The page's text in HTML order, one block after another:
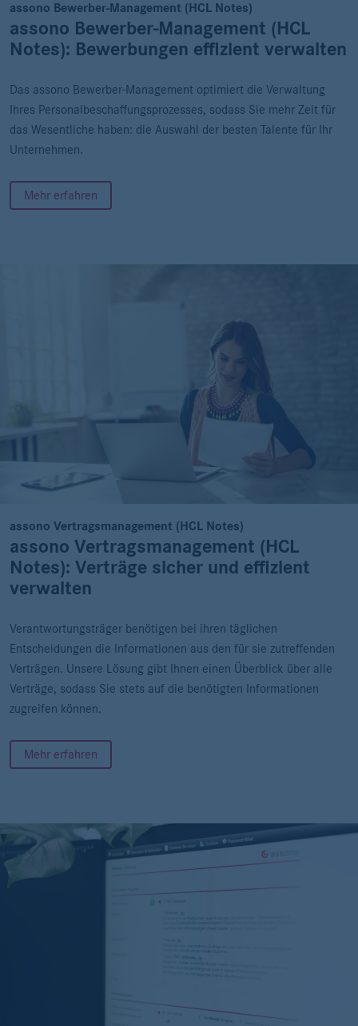
assono Bewerber-Management (HCL Notes)
assono Bewerber-Management (HCL
Notes): Bewerbungen effizient verwalten
Das assono Bewerber-Management optimiert die Verwaltung
Ihres Personalbeschaffungsprozesses, sodass Sie mehr Zeit für
das Wesentliche haben: die Auswahl der besten Talente für Ihr
Unternehmen.
Mehr erfahren
assono Vertragsmanagement (HCL Notes)
assono Vertragsmanagement (HCL
Notes): Verträge sicher und effizient
verwalten
Verantwortungsträger benötigen bei ihren täglichen
Entscheidungen die Informationen aus den für sie zutreffenden
Verträgen. Unsere Lösung gibt Ihnen einen Überblick über alle
Verträge, sodass Sie stets auf die benötigten Informationen
zugreifen können.
Mehr erfahren